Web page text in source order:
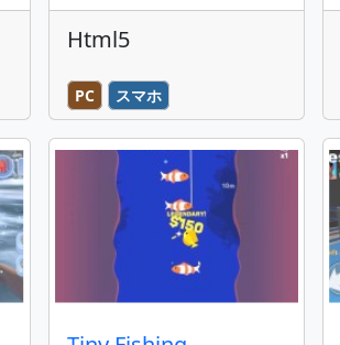
Html5
PC スマホ